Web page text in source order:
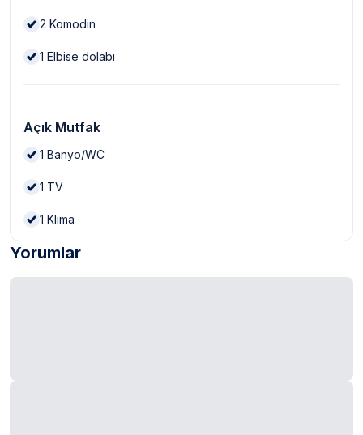
2 Komodin
1 Elbise dolabı
Açık Mutfak
1 Banyo/WC
1 TV
1 Klima
Yorumlar